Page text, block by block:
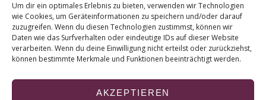
Um dir ein optimales Erlebnis zu bieten, verwenden wir Technologien
wie Cookies, um Geräteinformationen zu speichern und/oder darauf
zuzugreifen. Wenn du diesen Technologien zustimmst, können wir
Daten wie das Surfverhalten oder eindeutige IDs auf dieser Website
verarbeiten. Wenn du deine Einwilligung nicht erteilst oder zurückziehst,
können bestimmte Merkmale und Funktionen beeinträchtigt werden.
AKZEPTIEREN
Das bedeutet die neue
Rentenreform für
Studierende